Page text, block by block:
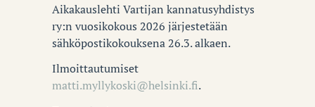
Aikakauslehti Vartijan kannatusyhdistys
ry:n vuosikokous 2026 järjestetään
sähköpostikokouksena 26.3. alkaen.
Ilmoittautumiset
matti.myllykoski@helsinki.fi.